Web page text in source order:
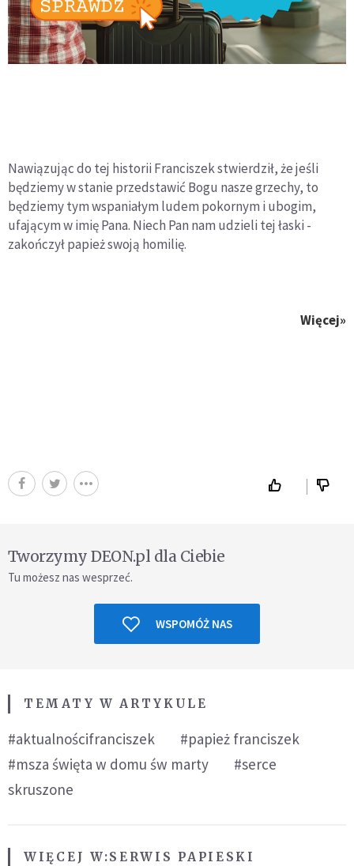
Nawiązując do tej historii Franciszek stwierdził, że jeśli
będziemy w stanie przedstawić Bogu nasze grzechy, to
będziemy tym wspaniałym ludem pokornym i ubogim,
ufającym w imię Pana. Niech Pan nam udzieli tej łaski -
zakończył papież swoją homilię.
Więcej»
Tworzymy DEON.pl dla Ciebie
Tu możesz nas wesprzeć.
WSPOMÓŻ NAS
TEMATY W ARTYKULE
#aktualnościfranciszek
#papież franciszek
#msza święta w domu św marty
#serce
skruszone
WIĘCEJ W:SERWIS PAPIESKI